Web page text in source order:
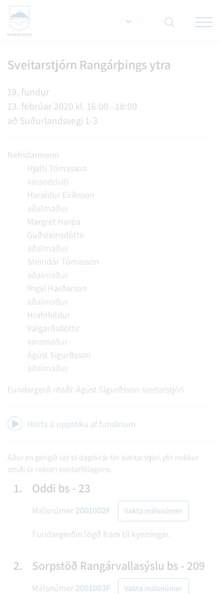
Sveitarstjórn Rangárþings ytra
19. fundur
13. febrúar 2020 kl. 16:00 - 18:00
að Suðurlandsvegi 1-3
Nefndarmenn
Hjalti Tómasson
varaoddviti
Haraldur Eiríksson
aðalmaður
Margrét Harpa
Guðsteinsdóttir
aðalmaður
Steindór Tómasson
aðalmaður
Yngvi Harðarson
aðalmaður
Hrafnhildur
Valgarðsdóttir
varamaður
Ágúst Sigurðsson
aðalmaður
Fundargerð ritaði: Ágúst Sigurðsson sveitarstjóri
Horfa á upptöku af fundinum
Áður en gengið var til dagskrár fór sveitarstjóri yfir nokkur
atriði úr rekstri sveitarfélagsins.
1. Oddi bs - 23
Málsnúmer 2001002F Vakta málsnúmer
Fundargerðin lögð fram til kynningar.
2. Sorpstöð Rangárvallasýslu bs - 209
Málsnúmer 2001003F Vakta málsnúmer
Leita á vef